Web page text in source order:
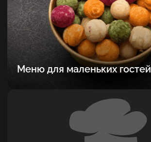
Меню для маленьких гостей